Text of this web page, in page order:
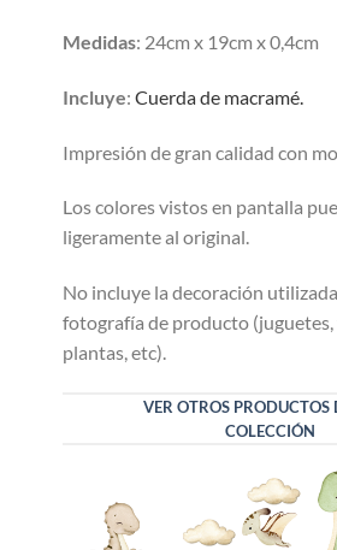
Medidas: 24cm x 19cm x 0,4cm
Incluye: Cuerda de macramé.
Impresión de gran calidad con
Los colores vistos en pantalla
ligeramente al original.
No incluye la decoración
fotografía de producto
plantas, etc).
VER OTROS PRODUCTOS
COLECCIÓN